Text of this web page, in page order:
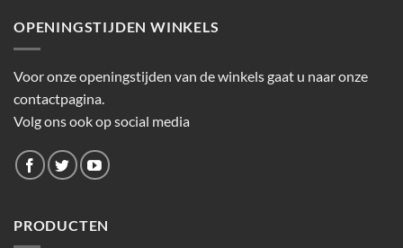
OPENINGSTIJDEN WINKELS
Voor onze openingstijden van de winkels gaat u naar onze
contactpagina.
Volg ons ook op social media
PRODUCTEN